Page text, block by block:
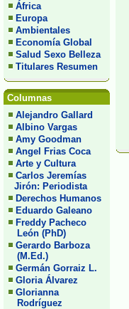
África
Europa
Ambientales
Economía Global
Salud Sexo Belleza
Titulares Resumen
Columnas
Alejandro Gallard
Albino Vargas
Amy Goodman
Angel Frias Coca
Arte y Cultura
Carlos Jeremías
Jirón: Periodista
Derechos Humanos
Eduardo Galeano
Freddy Pacheco
León (PhD)
Gerardo Barboza
(M.Ed.)
Germán Gorraiz L.
Gloria Álvarez
Glorianna
Rodríguez